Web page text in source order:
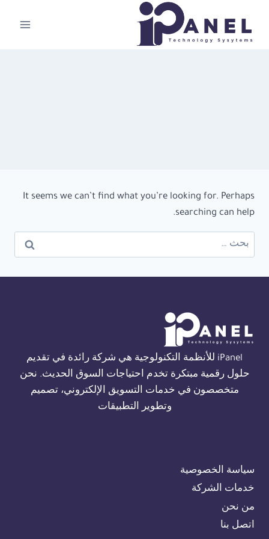
المحتوى
It seems we can’t find what you’re looking for. Perhaps
searching can help.
البحث
عن:
iPanel للأنظمة التكنولوجية هي شركة رائدة في تقديم
حلول رقمية مبتكرة تخدم احتياجات السوق الحديث. نحن
متخصصون في خدمات التسويق الإلكتروني، تصميم
وتطوير التطبيقات
سياسة الخصوصية
خدمات الشركة
من نحن
اتصل بنا